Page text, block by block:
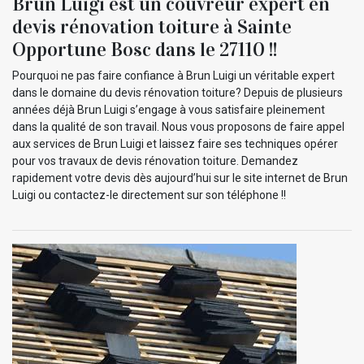
devis rénovation toiture à Sainte
Opportune Bosc dans le 27110 !!
Pourquoi ne pas faire confiance à Brun Luigi un véritable expert
dans le domaine du devis rénovation toiture? Depuis de plusieurs
années déjà Brun Luigi s’engage à vous satisfaire pleinement
dans la qualité de son travail. Nous vous proposons de faire appel
aux services de Brun Luigi et laissez faire ses techniques opérer
pour vos travaux de devis rénovation toiture. Demandez
rapidement votre devis dès aujourd’hui sur le site internet de Brun
Luigi ou contactez-le directement sur son téléphone !!